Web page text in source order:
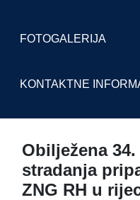
FOTOGALERIJA
KONTAKTNE
Obilježena
stradanja
ZNG RH u